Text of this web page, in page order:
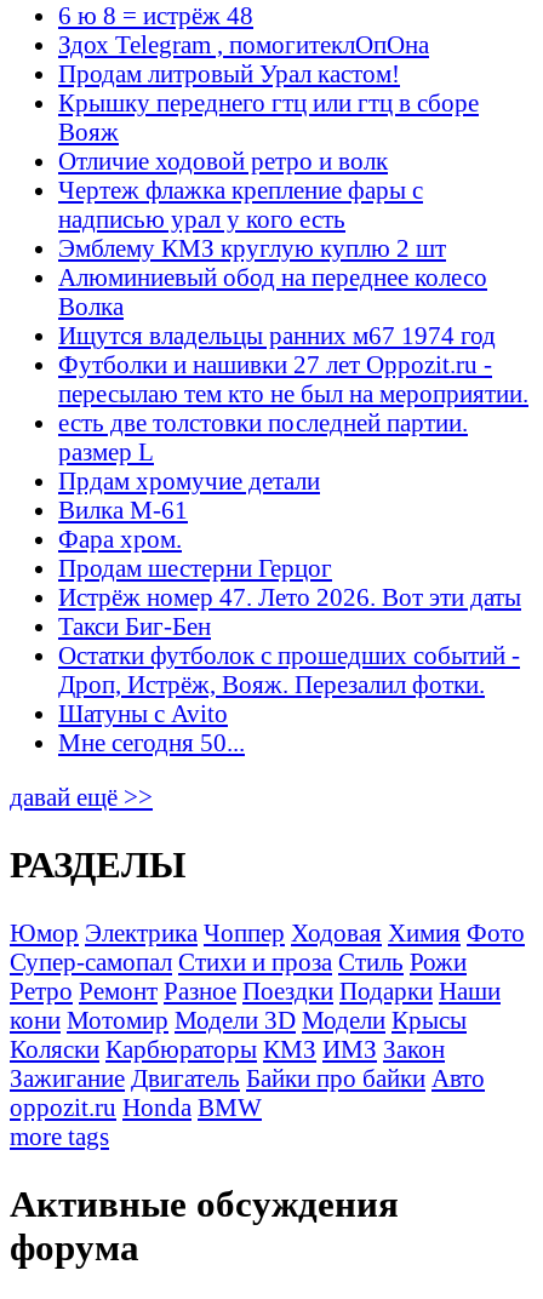
6 ю 8 = истрёж 48
Здох Telegram , помогитеклОпОна
Продам литровый Урал кастом!
Крышку переднего гтц или гтц в сборе
Вояж
Отличие ходовой ретро и волк
Чертеж флажка крепление фары с
надписью урал у кого есть
Эмблему КМЗ круглую куплю 2 шт
Алюминиевый обод на переднее колесо
Волка
Ищутся владельцы ранних м67 1974 год
Футболки и нашивки 27 лет Oppozit.ru -
пересылаю тем кто не был на мероприятии.
есть две толстовки последней партии.
размер L
Прдам хромучие детали
Вилка М-61
Фара хром.
Продам шестерни Герцог
Истрёж номер 47. Лето 2026. Вот эти даты
Такси Биг-Бен
Остатки футболок с прошедших событий -
Дроп, Истрёж, Вояж. Перезалил фотки.
Шатуны с Avito
Мне сегодня 50...
давай ещё >>
РАЗДЕЛЫ
Юмор Электрика Чоппер Ходовая Химия Фото
Супер-самопал Стихи и проза Стиль Рожи
Ретро Ремонт Разное Поездки Подарки Наши
кони Мотомир Модели 3D Модели Крысы
Коляски Карбюраторы КМЗ ИМЗ Закон
Зажигание Двигатель Байки про байки Авто
oppozit.ru Honda BMW
more tags
Активные обсуждения
форума